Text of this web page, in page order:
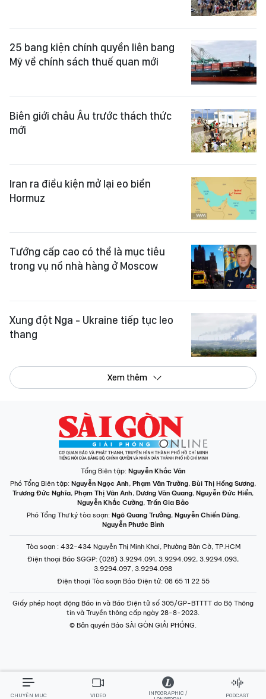
25 bang kiện chính quyền liên bang
Mỹ về chính sách thuế quan mới
Biên giới châu Âu trước thách thức
mới
Iran ra điều kiện mở lại eo biển
Hormuz
Tướng cấp cao có thể là mục tiêu
trong vụ nổ nhà hàng ở Moscow
Xung đột Nga - Ukraine tiếp tục leo
thang
Xem thêm
Tổng Biên tập: Nguyễn Khắc Văn
Phó Tổng Biên tập: Nguyễn Ngọc Anh, Phạm Văn Trường, Bùi Thị Hồng Sương,
Trương Đức Nghĩa, Phạm Thị Vân Anh, Dương Văn Quang, Nguyễn Đức Hiển,
Nguyễn Khắc Cường, Trần Gia Bảo
Phó Tổng Thư ký tòa soạn: Ngô Quang Trưởng, Nguyễn Chiến Dũng,
Nguyễn Phước Bình
Tòa soạn : 432-434 Nguyễn Thị Minh Khai, Phường Bàn Cờ, TP.HCM
Điện thoại Báo SGGP: (028) 3.9294.091, 3.9294.092, 3.9294.093,
3.9294.097, 3.9294.098
Điện thoại Tòa soạn Báo Điện tử: 08 65 11 22 55
Giấy phép hoạt động Báo in và Báo Điện tử số 305/GP-BTTTT do Bộ Thông
tin và Truyền thông cấp ngày 28-8-2023.
© Bản quyền Báo SÀI GÒN GIẢI PHÓNG.
CHUYÊN MỤC VIDEO
INFOGRAPHIC /
PODCAST